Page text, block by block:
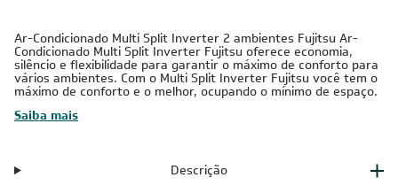
Ar-Condicionado Multi Split Inverter 2 ambientes Fujitsu Ar-
Condicionado Multi Split Inverter Fujitsu oferece economia,
silêncio e flexibilidade para garantir o máximo de conforto para
vários ambientes. Com o Multi Split Inverter Fujitsu você tem o
máximo de conforto e o melhor, ocupando o mínimo de espaço.
Saiba mais
Descrição